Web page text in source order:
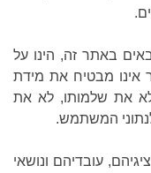
באתר זה, הינו על
מבטיח את מידת
את שלמותו, לא את
המשתמש.
עובדיהם ונושאי